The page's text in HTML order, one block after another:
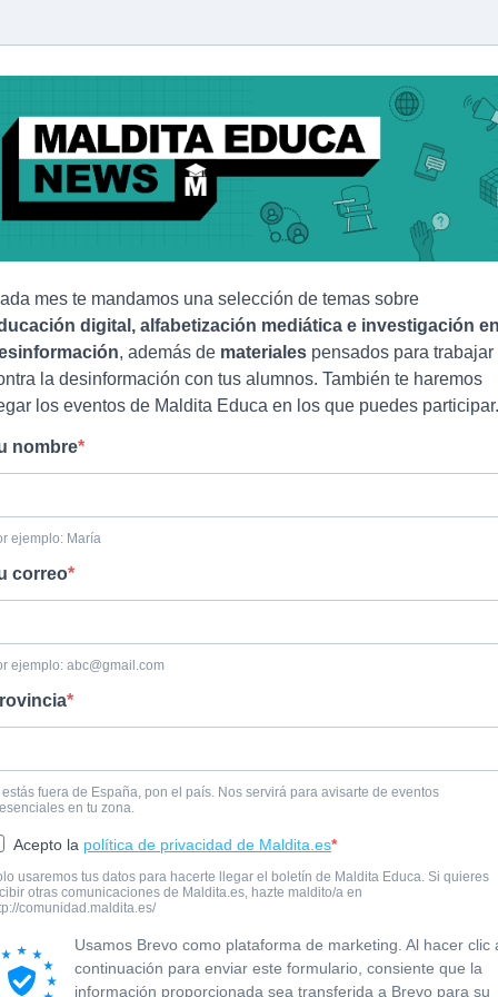
mes te mandamos una selección de temas sobre
digital, alfabetización mediática e investigación
, además de materiales pensados para trabajar
la desinformación con tus alumnos. También te haremos
los eventos de Maldita Educa en los que puedes participar.
nombre
ejemplo: María
correo
ejemplo: abc@gmail.com
estás fuera de España, pon el país. Nos servirá para avisarte de eventos
en tu zona.
Acepto la política de privacidad de Maldita.es
usaremos tus datos para hacerte llegar el boletín de Maldita Educa. Si quieres
otras comunicaciones de Maldita.es, hazte maldito/a en
comunidad.maldita.es/
Usamos Brevo como plataforma de marketing. Al hacer clic
continuación para enviar este formulario, consiente que la
información proporcionada sea transferida a Brevo para su